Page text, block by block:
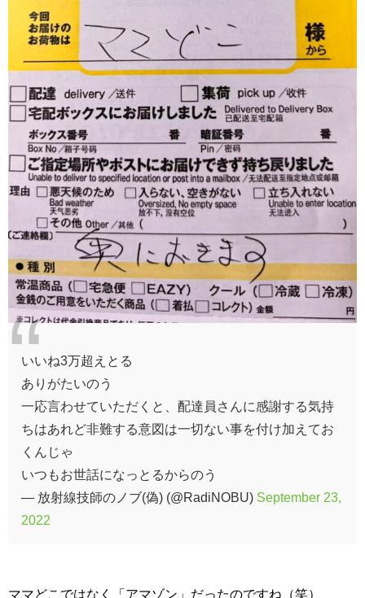
いいね3万超えとる
ありがたいのう
一応言わせていただくと、配達員さんに感謝する気持
ちはあれど非難する意図は一切ない事を付け加えてお
くんじゃ
いつもお世話になっとるからのう
— 放射線技師のノブ(偽) (@RadiNOBU) September 23,
2022
ママどこではなく「アマゾン」だったのですね（笑）